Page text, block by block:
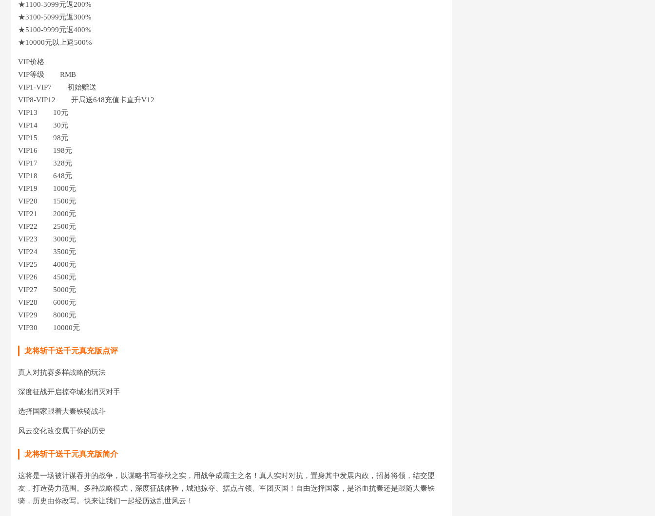
★1100-3099元返200%
★3100-5099元返300%
★5100-9999元返400%
★10000元以上返500%
VIP价格
VIP等级 RMB
VIP1-VIP7 初始赠送
VIP8-VIP12 开局送648充值卡直升V12
VIP13 10元
VIP14 30元
VIP15 98元
VIP16 198元
VIP17 328元
VIP18 648元
VIP19 1000元
VIP20 1500元
VIP21 2000元
VIP22 2500元
VIP23 3000元
VIP24 3500元
VIP25 4000元
VIP26 4500元
VIP27 5000元
VIP28 6000元
VIP29 8000元
VIP30 10000元
龙将斩千送千元真充版点评
真人对抗赛多样战略的玩法
深度征战开启掠夺城池消灭对手
选择国家跟着大秦铁骑战斗
风云变化改变属于你的历史
龙将斩千送千元真充版简介
这将是一场被计谋吞并的战争，以谋略书写春秋之实，用战争成霸主之名！真人实时对抗，置身其中发展内政，招募将领，结交盟
友，打造势力范围。多种战略模式，深度征战体验，城池掠夺、据点占领、军团灭国！自由选择国家，是浴血抗秦还是跟随大秦铁
骑，历史由你改写。快来让我们一起经历这乱世风云！